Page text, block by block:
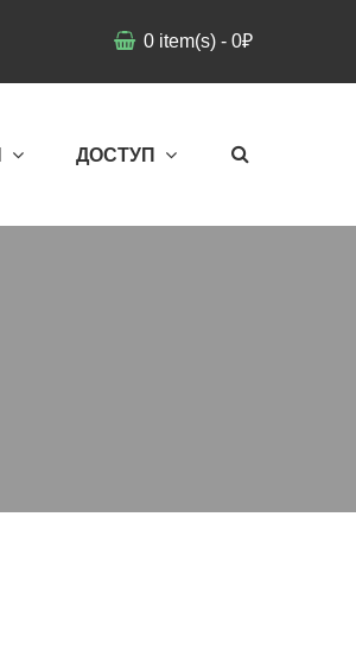
0 item(s) - 0₽
ДОСТУП